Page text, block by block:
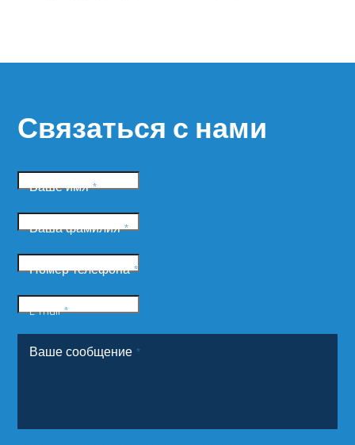
Связаться с нами
Ваше имя*
Ваша фамилия*
Номер телефона*
E-mail*
Ваше сообщение *